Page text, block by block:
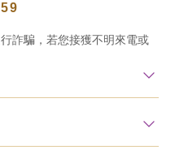
詐騙，若您接獲不明來電或